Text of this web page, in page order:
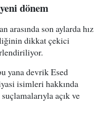
dönem
arasında son aylarda hız
dikkat çekici
yana devrik Esed
isimleri hakkında
açık ve